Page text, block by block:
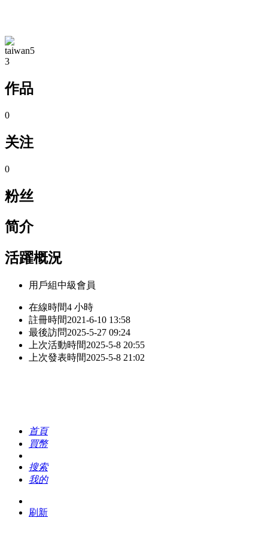
taiwan5
3
作品
0
关注
0
粉丝
简介
活躍概況
用戶組中級會員
在線時間4 小時
註冊時間2021-6-10 13:58
最後訪問2025-5-27 09:24
上次活動時間2025-5-8 20:55
上次發表時間2025-5-8 21:02
首頁
買幣
搜索
我的
刷新